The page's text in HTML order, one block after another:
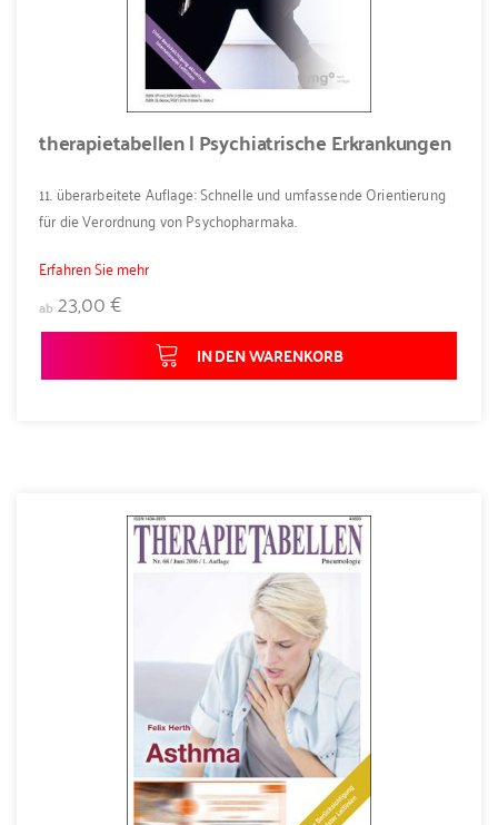
therapietabellen | Psychiatrische Erkrankungen
11. überarbeitete Auflage: Schnelle und umfassende Orientierung
für die Verordnung von Psychopharmaka.
Erfahren Sie mehr
ab23,00 €
IN DEN WARENKORB